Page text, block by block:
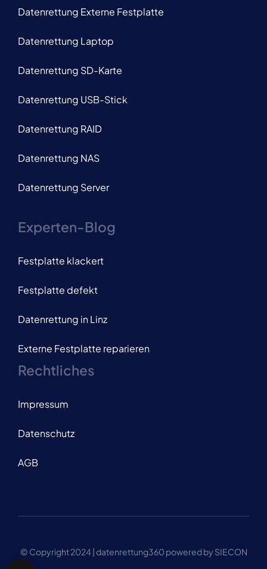
Datenrettung Externe Festplatte
Datenrettung Laptop
Datenrettung SD-Karte
Datenrettung USB-Stick
Datenrettung RAID
Datenrettung NAS
Datenrettung Server
Experten-Blog
Festplatte klackert
Festplatte defekt
Datenrettung in Linz
Externe Festplatte reparieren
Rechtliches
Impressum
Datenschutz
AGB
© Copyright 2024 | datenrettung360 powered by SIECON